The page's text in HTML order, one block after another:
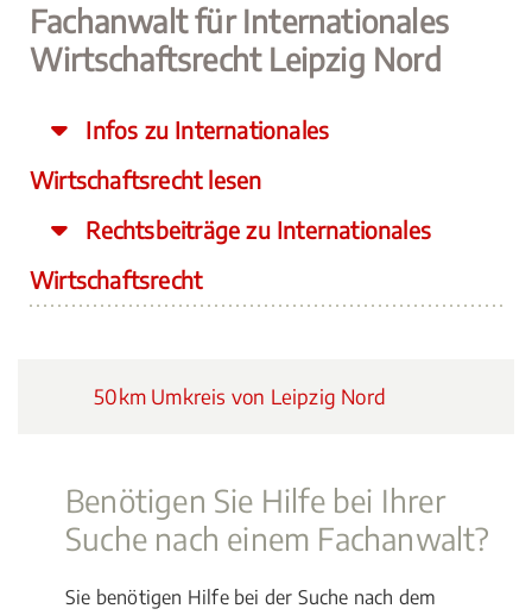
Fachanwalt für Internationales
Wirtschaftsrecht Leipzig Nord
Infos zu Internationales
Wirtschaftsrecht lesen
Rechtsbeiträge zu Internationales
Wirtschaftsrecht
50km Umkreis von Leipzig Nord
Benötigen Sie Hilfe bei Ihrer
Suche nach einem Fachanwalt?
Sie benötigen Hilfe bei der Suche nach dem